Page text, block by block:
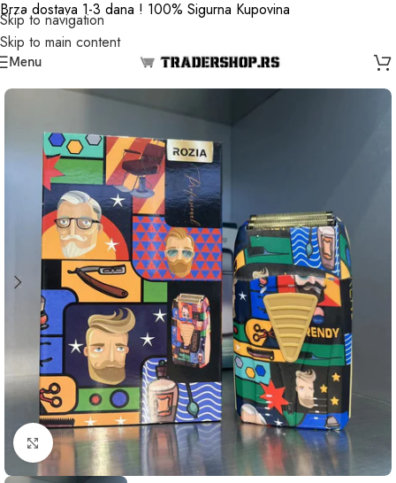
Skip to navigation
Skip to main content
Brza dostava 1-3 dana ! 100% Sigurna Kupovina
Menu
Click to enlarge